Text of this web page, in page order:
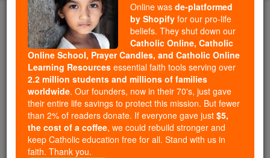
Trending:
Daily Reading for Thursday, October ...
Today's Reading The Mysteries of the Rosary
Isaías - Capítulo 52
Isaías ⌄ Chapter 52 ⌄
Online was de-platformed
by Shopify for our pro-life
beliefs. They shut down our
Catholic Online, Catholic
Online School, Prayer Candles, and Catholic Online
Learning Resources essential faith tools serving over
2.2 million students and millions of families
worldwide. Our founders, now in their 70's, just gave
their entire life savings to protect this mission. But fewer
than 2% of readers donate. If everyone gave just $5,
the cost of a coffee, we could rebuild stronger and
keep Catholic education free for all. Stand with us in
faith. Thank you.